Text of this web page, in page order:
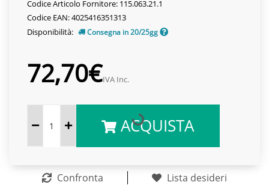
Codice Articolo Fornitore: 115.063.21.1
Codice EAN: 4025416351313
Disponibilità:
Consegna in 20/25gg
72,70€IVA Inc.
ACQUISTA
Confronta Lista desideri